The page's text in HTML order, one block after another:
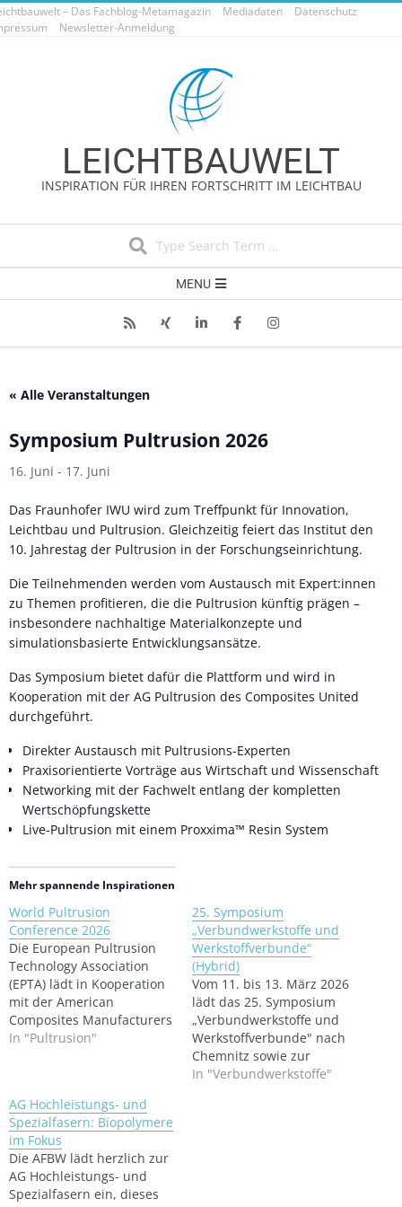
Skip
to
– Das Fachblog-Metamagazin Mediadaten
Datenschutz
Newsletter-Anmeldung
LEICHTBAUWELT
INSPIRATION FÜR IHREN FORTSCHRITT IM LEICHTBAU
Navigation
MENU
« Alle Veranstaltungen
Symposium Pultrusion 2026
16. Juni - 17. Juni
Das Fraunhofer IWU wird zum Treffpunkt für Innovation,
Leichtbau und Pultrusion. Gleichzeitig feiert das Institut den
10. Jahrestag der Pultrusion in der Forschungseinrichtung.
Die Teilnehmenden werden vom Austausch mit Expert:innen
zu Themen profitieren, die die Pultrusion künftig prägen –
insbesondere nachhaltige Materialkonzepte und
simulationsbasierte Entwicklungsansätze.
Das Symposium bietet dafür die Plattform und wird in
Kooperation mit der AG Pultrusion des Composites United
durchgeführt.
Direkter Austausch mit Pultrusions-Experten
Praxisorientierte Vorträge aus Wirtschaft und Wissenschaft
Networking mit der Fachwelt entlang der kompletten
Wertschöpfungskette
Live-Pultrusion mit einem Proxxima™ Resin System
Mehr spannende Inspirationen
World Pultrusion
Conference 2026
Die European Pultrusion
Technology Association
(EPTA) lädt in Kooperation
mit der American
Composites Manufacturers
Association (ACMA) zur 18.
Spanien, ein. Alle zwei
Jahre ist die Konferenz ein
Treffpunkt der
Pultrusionsbranche. Über
25 Referentinnen und
Referenten aus mehr als
In "Pultrusion"
25. Symposium
„Verbundwerkstoffe und
Werkstoffverbunde“
(Hybrid)
Vom 11. bis 13. März 2026
lädt das 25. Symposium
„Verbundwerkstoffe und
Werkstoffverbunde" nach
Chemnitz sowie zur
digitalen Teilnahme ein.
In "Verbundwerkstoffe"
AG Hochleistungs- und
Spezialfasern: Biopolymere
im Fokus
Die AFBW lädt herzlich zur
AG Hochleistungs- und
Spezialfasern ein, dieses